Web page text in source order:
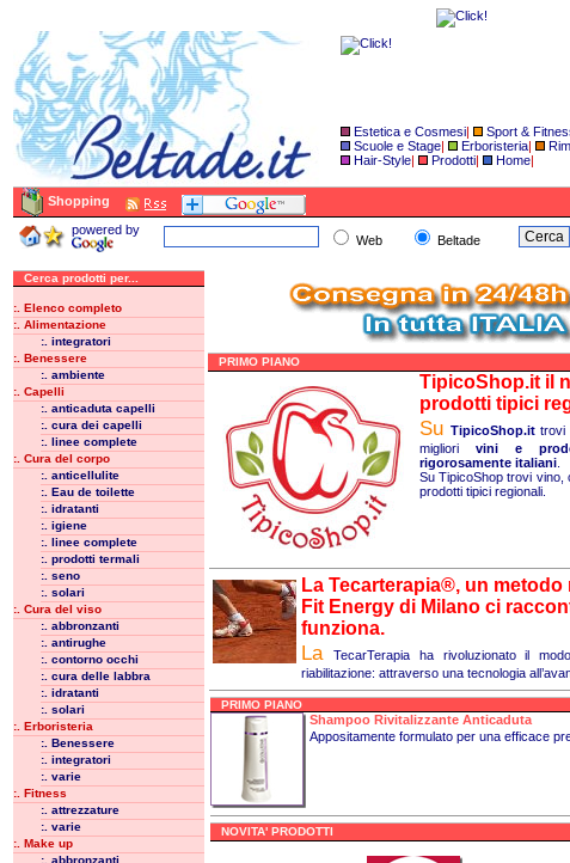
Estetica e Cosmesi| Sport &
Scuole e Stage| Erboristeria|
Hair-Style| Prodotti| Home|
Shopping
powered by
Web Beltade
Cerca prodotti per...
:. Elenco completo
:. Alimentazione
:. integratori
:. Benessere
:. ambiente
:. Capelli
:. anticaduta capelli
:. cura dei capelli
:. linee complete
:. Cura del corpo
:. anticellulite
:. Eau de toilette
:. idratanti
:. igiene
:. linee complete
:. prodotti termali
:. seno
:. solari
:. Cura del viso
:. abbronzanti
:. antirughe
:. contorno occhi
:. cura delle labbra
:. idratanti
:. solari
:. Erboristeria
:. Benessere
:. integratori
:. varie
:. Fitness
:. attrezzature
:. varie
:. Make up
:. abbronzanti
PRIMO PIANO
TipicoShop.it il
prodotti tipici
Su TipicoShop.ittrovi
migliori vini e
rigorosamente italiani.
Su TipicoShop trovi
prodotti tipici regionali.
La Tecarterapia®, un metodo
Fit Energy di Milano ci
funziona.
LaTecarTerapia ha rivoluzionato il
riabilitazione: attraverso una tecnologia
PRIMO PIANO
Shampoo Rivitalizzante Anticaduta
Appositamente formulato per una efficace
NOVITA' PRODOTTI